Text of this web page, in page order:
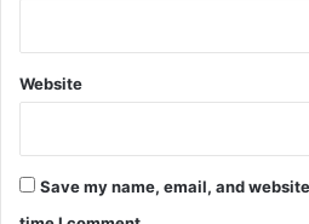
Website
Save my name, email, and